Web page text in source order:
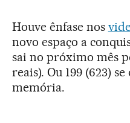
Houve ênfase nos
novo espaço a
sai no próximo mês
reais). Ou 199 (623)
memória.